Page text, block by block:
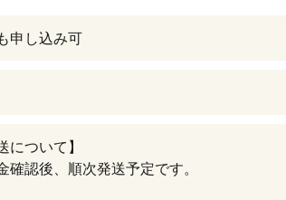
申し込み可
について】
確認後、順次発送予定です。